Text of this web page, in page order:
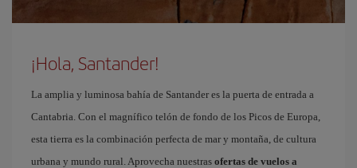
¡Hola, Santander!
La amplia y luminosa bahía de Santander es la puerta de entrada a
Cantabria. Con el magnífico telón de fondo de los Picos de Europa,
esta tierra es la combinación perfecta de mar y montaña, de cultura
urbana y mundo rural. Aprovecha nuestras ofertas de vuelos a